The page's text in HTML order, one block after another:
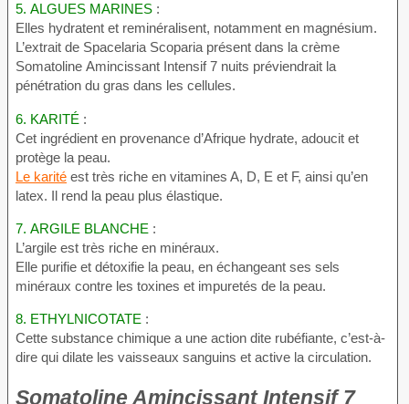
5. ALGUES MARINES :
Elles hydratent et reminéralisent, notamment en magnésium.
L’extrait de Spacelaria Scoparia présent dans la crème
Somatoline Amincissant Intensif 7 nuits préviendrait la
pénétration du gras dans les cellules.
6. KARITÉ :
Cet ingrédient en provenance d’Afrique hydrate, adoucit et
protège la peau.
Le karité est très riche en vitamines A, D, E et F, ainsi qu’en
latex. Il rend la peau plus élastique.
7. ARGILE BLANCHE :
L’argile est très riche en minéraux.
Elle purifie et détoxifie la peau, en échangeant ses sels
minéraux contre les toxines et impuretés de la peau.
8. ETHYLNICOTATE :
Cette substance chimique a une action dite rubéfiante, c’est-à-
dire qui dilate les vaisseaux sanguins et active la circulation.
Somatoline Amincissant Intensif 7